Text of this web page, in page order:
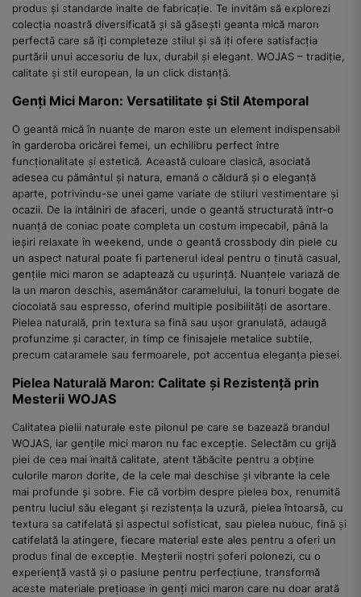
produs și standarde înalte de fabricație. Te invităm să explorezi
colecția noastră diversificată și să găsești geanta mică maron
perfectă care să îți completeze stilul și să îți ofere satisfacția
purtării unui accesoriu de lux, durabil și elegant. WOJAS – tradiție,
calitate și stil european, la un click distanță.
Genți Mici Maron: Versatilitate și Stil Atemporal
O geantă mică în nuanțe de maron este un element indispensabil
în garderoba oricărei femei, un echilibru perfect între
funcționalitate și estetică. Această culoare clasică, asociată
adesea cu pământul și natura, emană o căldură și o eleganță
aparte, potrivindu-se unei game variate de stiluri vestimentare și
ocazii. De la întâlniri de afaceri, unde o geantă structurată într-o
nuanță de coniac poate completa un costum impecabil, până la
ieșiri relaxate în weekend, unde o geantă crossbody din piele cu
un aspect natural poate fi partenerul ideal pentru o ținută casual,
gențile mici maron se adaptează cu ușurință. Nuanțele variază de
la un maron deschis, asemănător caramelului, la tonuri bogate de
ciocolată sau espresso, oferind multiple posibilități de asortare.
Pielea naturală, prin textura sa fină sau ușor granulată, adaugă
profunzime și caracter, în timp ce finisajele metalice subtile,
precum cataramele sau fermoarele, pot accentua eleganța piesei.
Pielea Naturală Maron: Calitate și Rezistență prin
Mesterii WOJAS
Calitatea pielii naturale este pilonul pe care se bazează brandul
WOJAS, iar gențile mici maron nu fac excepție. Selectăm cu grijă
piei de cea mai înaltă calitate, atent tăbăcite pentru a obține
culorile maron dorite, de la cele mai deschise și vibrante la cele
mai profunde și sobre. Fie că vorbim despre pielea box, renumită
pentru luciul său elegant și rezistența la uzură, pielea întoarsă, cu
textura sa catifelată și aspectul sofisticat, sau pielea nubuc, fină și
catifelată la atingere, fiecare material este ales pentru a oferi un
produs final de excepție. Meșterii noștri șoferi polonezi, cu o
experiență vastă și o pasiune pentru perfecțiune, transformă
aceste materiale prețioase în genți mici maron care nu doar arată